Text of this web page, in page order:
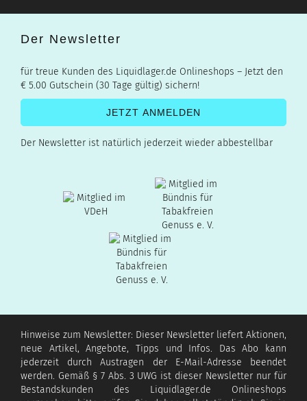
Der Newsletter
für treue Kunden des Liquidlager.de Onlineshops – Jetzt den
€ 5.00 Gutschein (30 Tage gültig) sichern!
Der Newsletter ist natürlich jederzeit wieder abbestellbar
Hinweise zum Newsletter: Dieser Newsletter liefert Aktionen,
neue Artikel, Angebote, Tipps und Infos. Das Abo kann
jederzeit durch Austragen der E-Mail-Adresse beendet
werden. Gemäß § 7 Abs. 3 UWG ist dieser Newsletter nur für
Bestandskunden des Liquidlager.de Onlineshops